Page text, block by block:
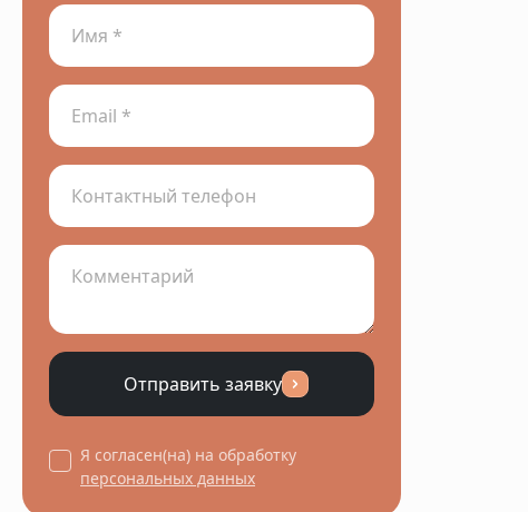
Отправить заявку
Я согласен(на) на обработку
персональных данных